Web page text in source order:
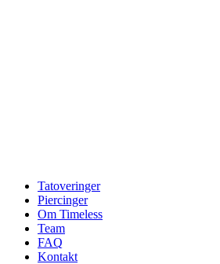
Tatoveringer
Piercinger
Om Timeless
Team
FAQ
Kontakt